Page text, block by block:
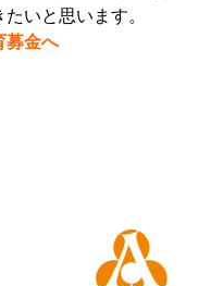
いと思います。
募金へ